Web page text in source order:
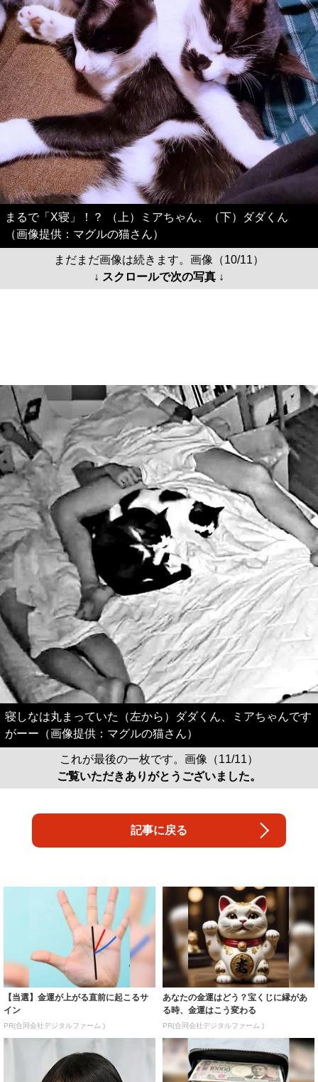
まるで「X寝」！？ （上）ミアちゃん、（下）ダダくん
（画像提供：マグルの猫さん）
まだまだ画像は続きます。画像（10/11）
↓ スクロールで次の写真 ↓
寝しなは丸まっていた（左から）ダダくん、ミアちゃんです
がーー（画像提供：マグルの猫さん）
これが最後の一枚です。画像（11/11）
ご覧いただきありがとうございました。
記事に戻る
【当選】金運が上がる直前に起こるサ
イン
PR(合同会社デジタルファーム )
あなたの金運はどう？宝くじに縁があ
る時、金運はこう変わる
PR(合同会社デジタルファーム )